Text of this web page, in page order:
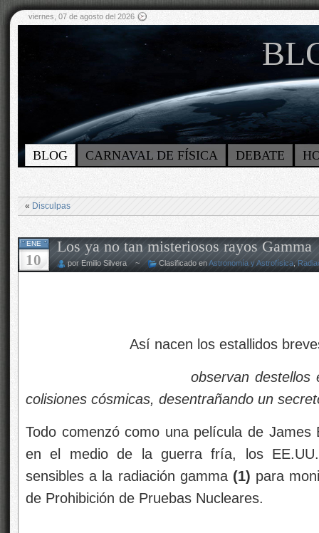
viernes, 07 de agosto del 2026
BLOG CARNAVAL DE FÍSICA DEBATE
« Disculpas
ENE
10
Los ya no tan misteriosos rayos Gamma
por Emilio Silvera ~ Clasificado enAstronomía y Astrofísica ,
Así nacen los estallidos
observan destellos esquivos
colisiones cósmicas, desentrañando un
Todo comenzó como una película de
en el medio de la guerra fría, los
sensibles a la radiación gamma (1) para
de Prohibición de Pruebas Nucleares.